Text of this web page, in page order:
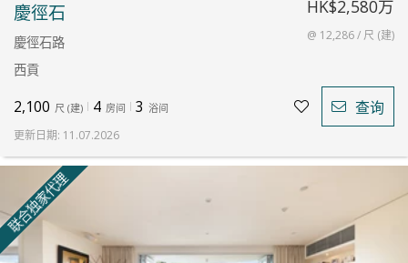
慶徑石
慶徑石路
西貢
HK$2,580万
@ 12,286 / 尺 (建)
2,100 尺 (建) 4 房间 3 浴间 查询
更新日期: 11.07.2026
联合独家代理